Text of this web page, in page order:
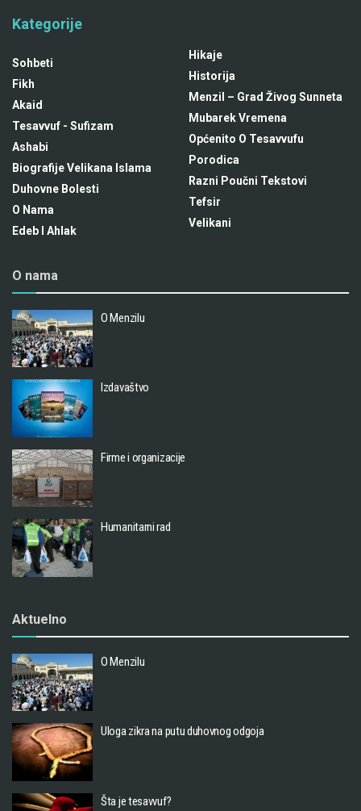
Kategorije
Sohbeti
Fikh
Akaid
Tesavvuf - Sufizam
Ashabi
Biografije Velikana Islama
Duhovne Bolesti
O Nama
Edeb I Ahlak
Hikaje
Historija
Menzil – Grad Živog Sunneta
Mubarek Vremena
Općenito O Tesavvufu
Porodica
Razni Poučni Tekstovi
Tefsir
Velikani
O nama
O Menzilu
Izdavaštvo
Firme i organizacije
Humanitarni rad
Aktuelno
O Menzilu
Uloga zikra na putu duhovnog odgoja
Šta je tesavvuf?